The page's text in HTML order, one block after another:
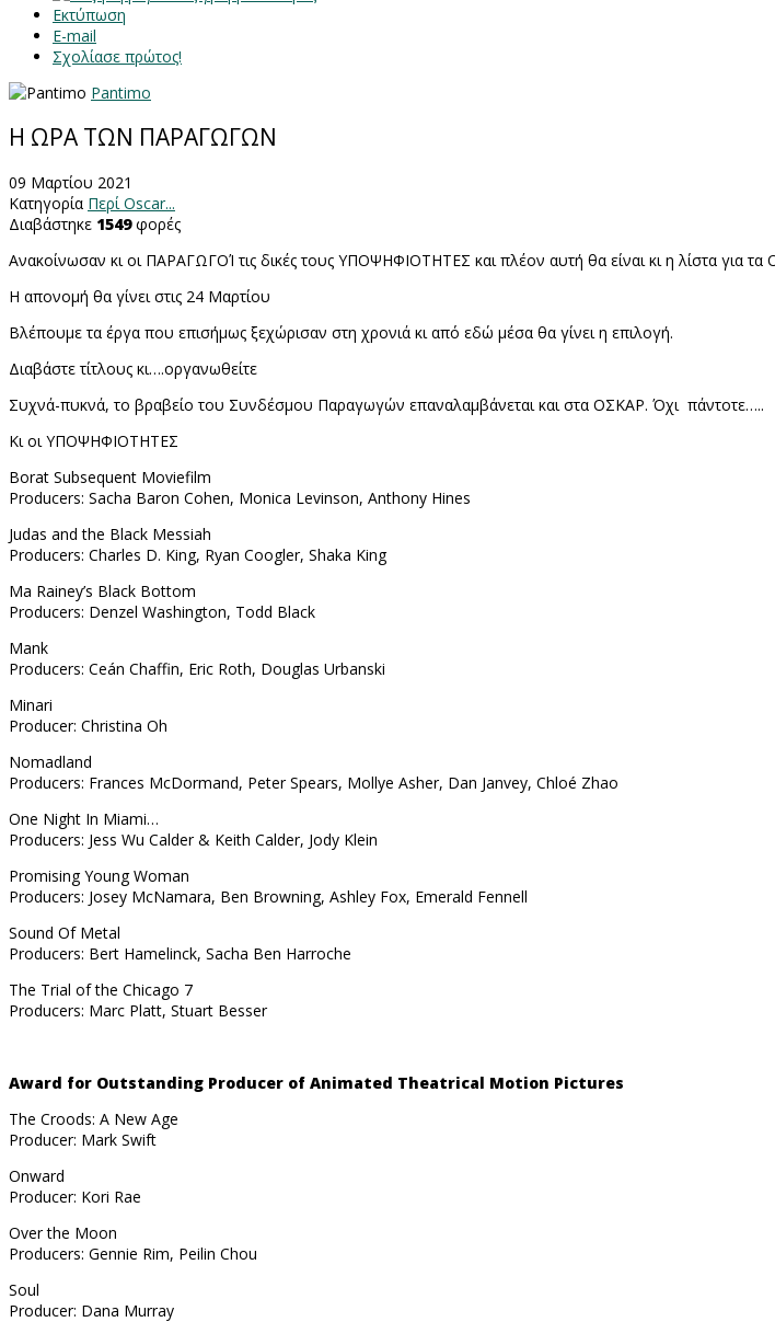
Εκτύπωση
E-mail
Σχολίασε πρώτος!
Pantimo
H ΩΡΑ ΤΩΝ ΠΑΡΑΓΩΓΩΝ
09 Μαρτίου 2021
Κατηγορία Περί Oscar...
Διαβάστηκε 1549φορές
Ανακοίνωσαν κι οι ΠΑΡΑΓΩΓΟΊ τις δικές τους ΥΠΟΨΗΦΙΟΤΗΤΕΣ και πλέον αυτή θα είναι κι η λίστα για τα
Η απονομή θα γίνει στις 24 Μαρτίου
Βλέπουμε τα έργα που επισήμως ξεχώρισαν στη χρονιά κι από εδώ μέσα θα γίνει η επιλογή.
Διαβάστε τίτλους κι….οργανωθείτε
Συχνά-πυκνά, το βραβείο του Συνδέσμου Παραγωγών επαναλαμβάνεται και στα ΟΣΚΑΡ. Όχι πάντοτε…..
Κι οι ΥΠΟΨΗΦΙΟΤΗΤΕΣ
Borat Subsequent Moviefilm
Producers: Sacha Baron Cohen, Monica Levinson, Anthony Hines
Judas and the Black Messiah
Producers: Charles D. King, Ryan Coogler, Shaka King
Ma Rainey’s Black Bottom
Producers: Denzel Washington, Todd Black
Mank
Producers: Ceán Chaffin, Eric Roth, Douglas Urbanski
Minari
Producer: Christina Oh
Nomadland
Producers: Frances McDormand, Peter Spears, Mollye Asher, Dan Janvey, Chloé Zhao
One Night In Miami…
Producers: Jess Wu Calder & Keith Calder, Jody Klein
Promising Young Woman
Producers: Josey McNamara, Ben Browning, Ashley Fox, Emerald Fennell
Sound Of Metal
Producers: Bert Hamelinck, Sacha Ben Harroche
The Trial of the Chicago 7
Producers: Marc Platt, Stuart Besser
Award for Outstanding Producer of Animated Theatrical Motion Pictures
The Croods: A New Age
Producer: Mark Swift
Onward
Producer: Kori Rae
Over the Moon
Producers: Gennie Rim, Peilin Chou
Soul
Producer: Dana Murray